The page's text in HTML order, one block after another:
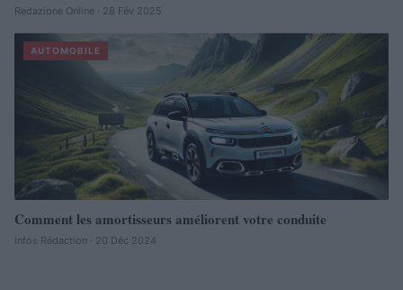
Redazione Online · 28 Fév 2025
AUTOMOBILE
Comment les amortisseurs améliorent votre conduite
Infos Rédaction · 20 Déc 2024